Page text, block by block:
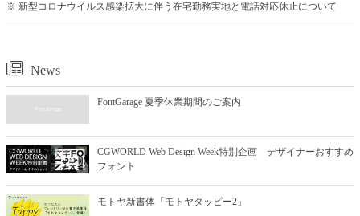
※ 新型コロナウイルス感染拡大に伴う在宅勤務実地と電話対応休止について
News
FontGarage 夏季休業期間のご案内
CGWORLD Web Design Week特別企画 デザイナーおすすめ
フォント
モトヤ新書体「モトヤタッピー2」